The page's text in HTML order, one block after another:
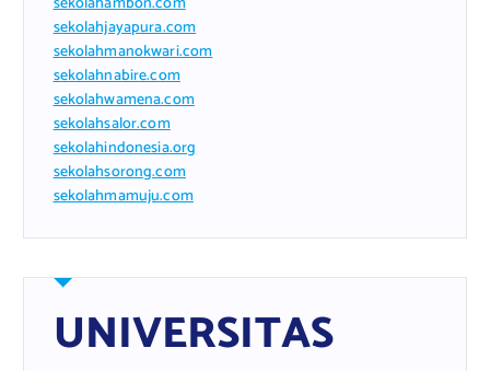
sekolahjayapura.com
sekolahmanokwari.com
sekolahnabire.com
sekolahwamena.com
sekolahsalor.com
sekolahindonesia.org
sekolahsorong.com
sekolahmamuju.com
UNIVERSITAS